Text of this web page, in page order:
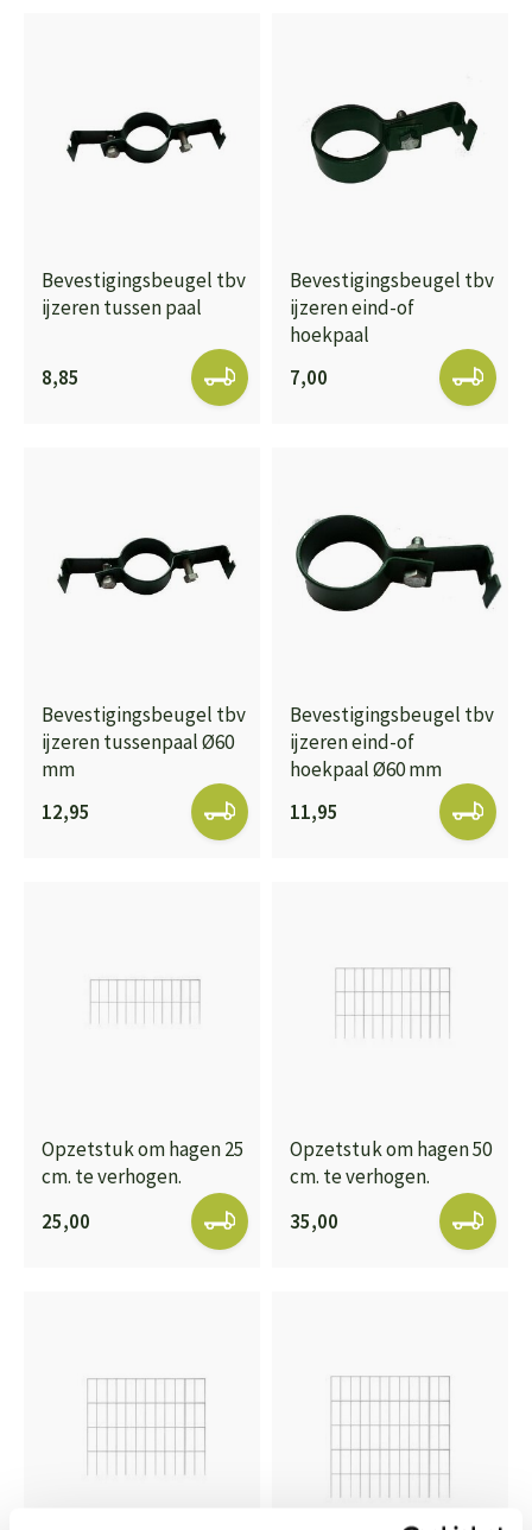
Bevestigingsbeugel tbv
ijzeren tussen paal
8,85
Bevestigingsbeugel tbv
ijzeren eind-of
hoekpaal
7,00
Bevestigingsbeugel tbv
ijzeren tussenpaal Ø60
mm
12,95
Bevestigingsbeugel tbv
ijzeren eind-of
hoekpaal Ø60 mm
11,95
Opzetstuk om hagen 25
cm. te verhogen.
25,00
Opzetstuk om hagen 50
cm. te verhogen.
35,00